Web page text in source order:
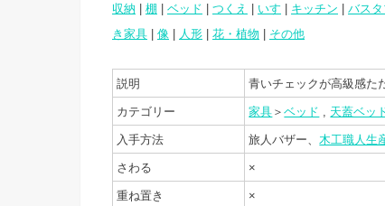
収納 | 棚 | ベッド | つくえ | いす | キッチン | バス
き家具 | 像 | 人形 | 花・植物 | その他
説明 青いチェックが高級感た
カテゴリー 家具 ＞ベッド 天蓋ベッ
入手方法 旅人バザー、 木工職人生
さわる ×
重ね置き ×